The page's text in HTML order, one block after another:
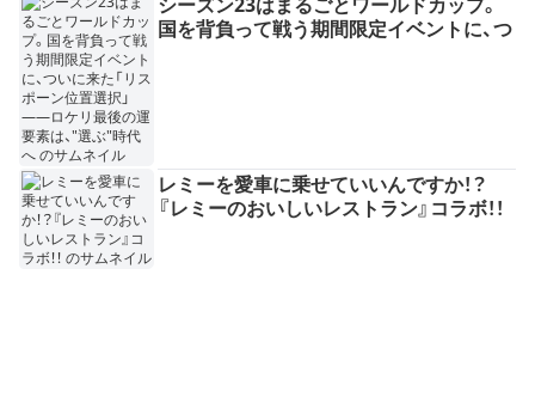
シーズン23はまるごとワールドカップ。
国を背負って戦う期間限定イベントに、つ
レミーを愛車に乗せていいんですか！？
『レミーのおいしいレストラン』コラボ！！